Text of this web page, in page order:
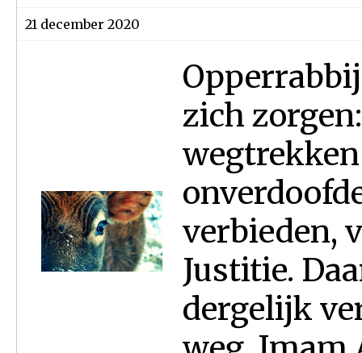
21 december 2020
zich
verbieden,
Justitie.
dergelijk